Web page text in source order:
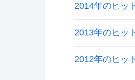
2014年のヒッ
2013年のヒッ
2012年のヒッ